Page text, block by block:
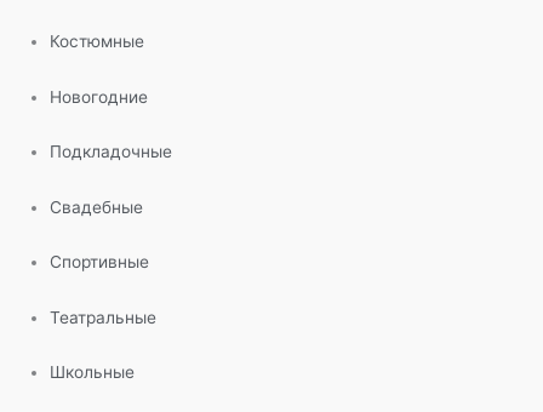
Костюмные
Новогодние
Подкладочные
Свадебные
Спортивные
Театральные
Школьные